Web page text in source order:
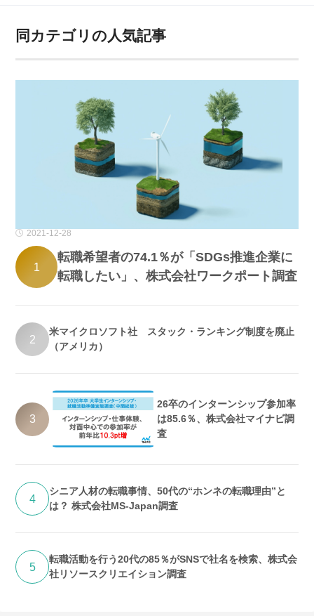
同カテゴリの人気記事
2021-12-28
1
転職希望者の74.1％が「SDGs推進企業に
転職したい」、株式会社ワークポート調査
2
米マイクロソフト社 スタック・ランキング制度を廃止
（アメリカ）
3
26卒のインターンシップ参加率
は85.6％、株式会社マイナビ調
査
4
シニア人材の転職事情、50代の“ホンネの転職理由”と
は？ 株式会社MS-Japan調査
5
転職活動を行う20代の85％がSNSで社名を検索、株式会
社リソースクリエイション調査